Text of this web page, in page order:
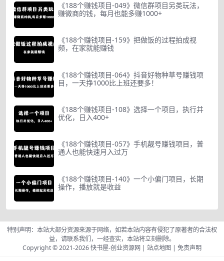
《188个赚钱项目-049》微信群项目另类玩法，
赚微商的钱，每月也能多赚1000+
《188个赚钱项目-159》把做饭的过程拍成视
频，在家就能赚钱
《188个赚钱项目-064》抖音好物种草号赚钱项
目，一天挣1000比上班还要多！
《188个赚钱项目-108》选择一个项目，执行并
优化，日入400+
《188个赚钱项目-057》手机靓号赚钱项目，普
通人也能快速月入过万
《188个赚钱项目-140》一个小偏门项目，长期
操作，播放就是收益
特别声明：本站大部分资源来源于网络，如若本站内容有侵犯了原著者的合法权
益，请联系我们，一经查实，本站将立刻删除。
Copyright © 2021-2026快书屋-创业资源网 | 站点地图 | 免责声明